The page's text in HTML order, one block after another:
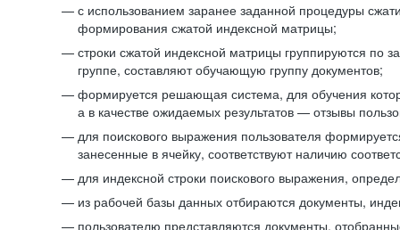
с использованием заранее заданной процедуры
формирования сжатой индексной матрицы;
строки сжатой индексной матрицы группируются по
группе, составляют обучающую группу документов;
формируется решающая система, для обучения
а в качестве ожидаемых результатов — отзывы
для поискового выражения пользователя
занесенные в ячейку, соответствуют наличию
для индексной строки поискового выражения,
из рабочей базы данных отбираются документы,
пользователю представляются документы,